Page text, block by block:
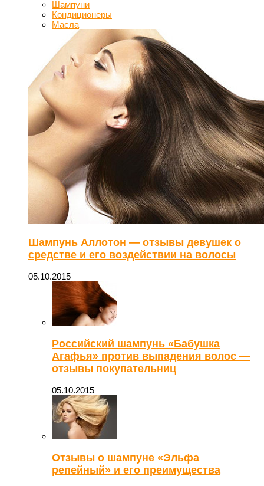
Шампуни
Кондиционеры
Масла
Шампунь Аллотон — отзывы девушек о
средстве и его воздействии на волосы
05.10.2015
Российский шампунь «Бабушка
Агафья» против выпадения волос —
отзывы покупательниц
05.10.2015
Отзывы о шампуне «Эльфа
репейный» и его преимущества